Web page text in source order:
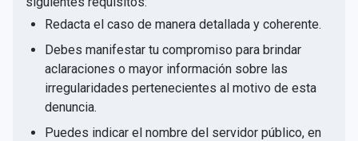
Redacta el caso de manera detallada y coherente.
Debes manifestar tu compromiso para brindar
aclaraciones o mayor información sobre las
irregularidades pertenecientes al motivo de esta
denuncia.
Puedes indicar el nombre del servidor público, en